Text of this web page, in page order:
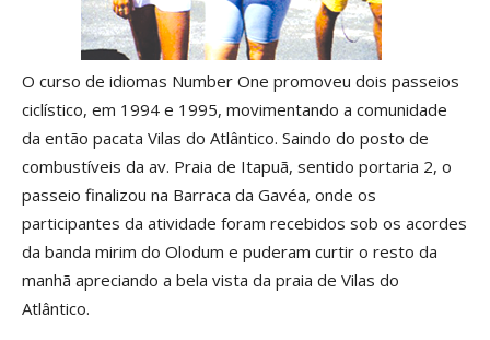
O curso de idiomas Number One promoveu dois passeios
ciclístico, em 1994 e 1995, movimentando a comunidade
da então pacata Vilas do Atlântico. Saindo do posto de
combustíveis da av. Praia de Itapuã, sentido portaria 2, o
passeio finalizou na Barraca da Gavéa, onde os
participantes da atividade foram recebidos sob os acordes
da banda mirim do Olodum e puderam curtir o resto da
manhã apreciando a bela vista da praia de Vilas do
Atlântico.